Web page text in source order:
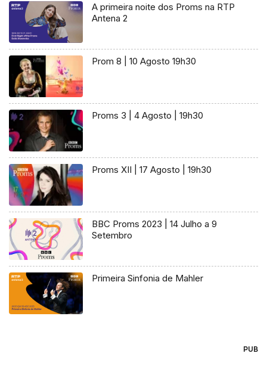
A primeira noite dos Proms na RTP
Antena 2
Prom 8 | 10 Agosto 19h30
Proms 3 | 4 Agosto | 19h30
Proms XII | 17 Agosto | 19h30
BBC Proms 2023 | 14 Julho a 9
Setembro
Primeira Sinfonia de Mahler
PUB